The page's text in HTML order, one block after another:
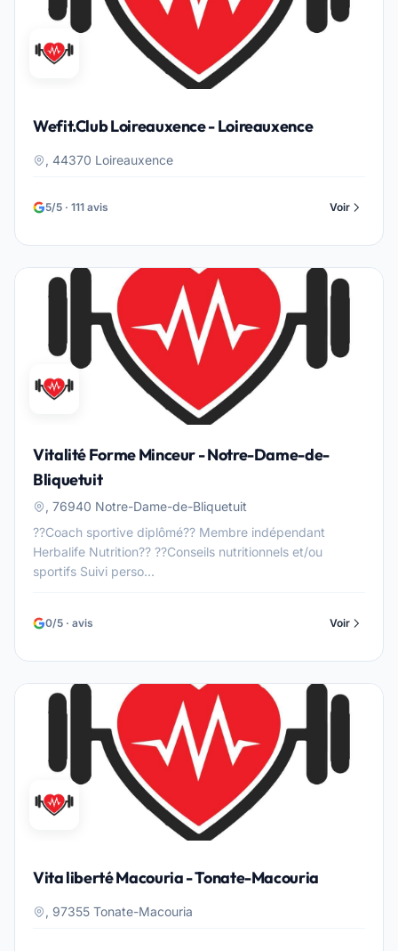
Wefit.Club Loireauxence - Loireauxence
, 44370 Loireauxence
5/5 · 111 avis Voir
Vitalité Forme Minceur - Notre-Dame-de-
Bliquetuit
, 76940 Notre-Dame-de-Bliquetuit
??Coach sportive diplômé?? Membre indépendant
Herbalife Nutrition?? ??Conseils nutritionnels et/ou
sportifs Suivi perso...
0/5 · avis Voir
Vita liberté Macouria - Tonate-Macouria
, 97355 Tonate-Macouria